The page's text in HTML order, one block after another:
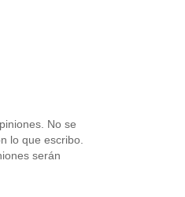
No se
lo que escribo.
serán